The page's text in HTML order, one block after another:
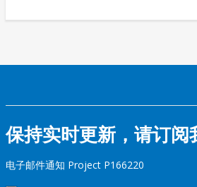
保持实时更新，请订阅
电子邮件通知 Project P166220